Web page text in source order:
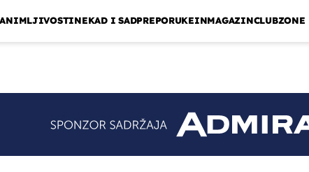
NEKAD I SADPREPORUKEINMAGAZINCLUBZONE